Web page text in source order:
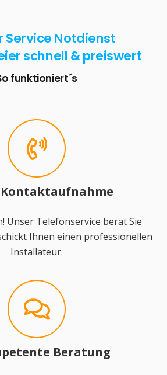
Service Notdienst
schnell & preiswert
funktioniert´s
Kontaktaufnahme
Unser Telefonservice berät Sie
Ihnen einen professionellen
Installateur.
Beratung